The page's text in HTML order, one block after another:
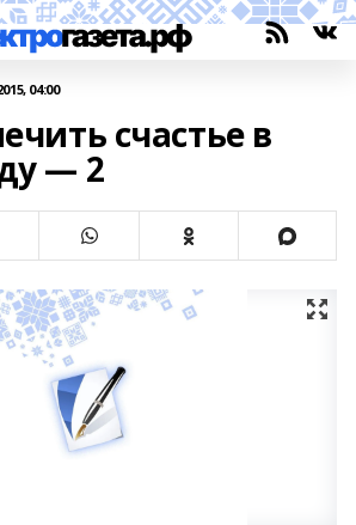
04:00
счастье в
— 2